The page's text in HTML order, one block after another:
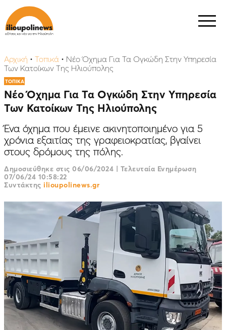
Αρχική • Τοπικά • Νέο Όχημα Για Τα Ογκώδη Στην Υπηρεσία
Των Κατοίκων Της Ηλιούπολης
ΤΟΠΙΚΑ
Νέο Όχημα Για Τα Ογκώδη Στην Υπηρεσία
Των Κατοίκων Της Ηλιούπολης
Ένα όχημα που έμεινε ακινητοποιημένο για 5
χρόνια εξαιτίας της γραφειοκρατίας, βγαίνει
στους δρόμους της πόλης.
Δημοσιεύθηκε στις 06/06/2024 | Τελευταία Ενημέρωση
07/06/24 10:58:22
Συντάκτης ilioupolinews.gr